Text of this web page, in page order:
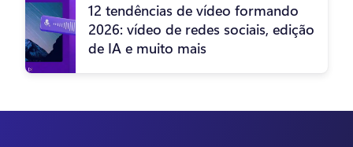
12 tendências de vídeo formando
2026: vídeo de redes sociais, edição
de IA e muito mais